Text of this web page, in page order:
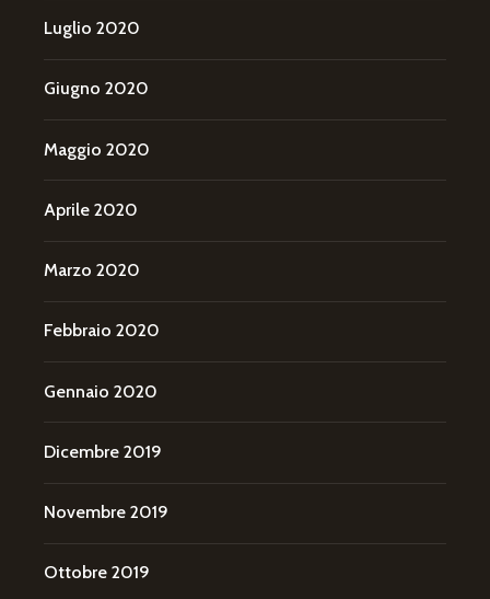
Luglio 2020
Giugno 2020
Maggio 2020
Aprile 2020
Marzo 2020
Febbraio 2020
Gennaio 2020
Dicembre 2019
Novembre 2019
Ottobre 2019